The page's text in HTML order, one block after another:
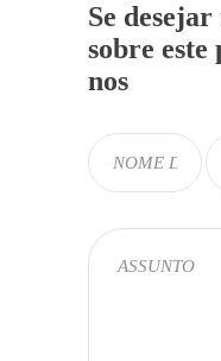
Se
sobre
nos